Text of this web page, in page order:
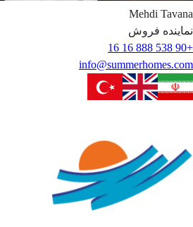
Mehdi Tavana
نماینده فروش
+90 538 888 16 16
info@summerhomes.com